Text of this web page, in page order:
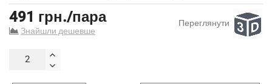
491 грн./пара
Знайшли дешевше
Переглянути